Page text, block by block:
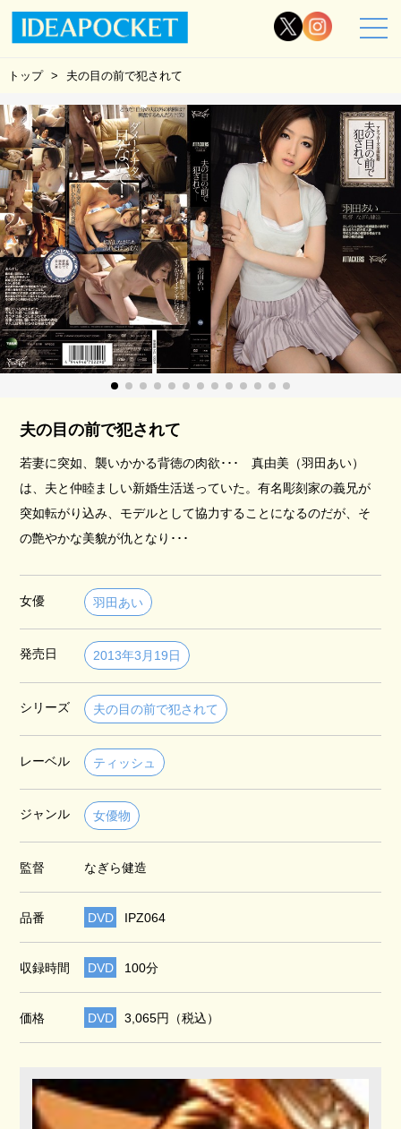
トップ 夫の目の前で犯されて
夫の目の前で犯されて
若妻に突如、襲いかかる背徳の肉欲･･･ 真由美（羽田あい）
は、夫と仲睦ましい新婚生活送っていた。有名彫刻家の義兄が
突如転がり込み、モデルとして協力することになるのだが、そ
の艶やかな美貌が仇となり･･･
女優 羽田あい
発売日 2013年3月19日
シリーズ 夫の目の前で犯されて
レーベル ティッシュ
ジャンル 女優物
監督 なぎら健造
品番 DVD IPZ064
収録時間 DVD 100分
価格 DVD 3,065円（税込）